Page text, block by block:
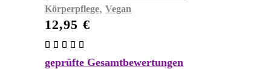
Körperpflege, Vegan
12,95 €
4.86
geprüfte Gesamtbewertungen